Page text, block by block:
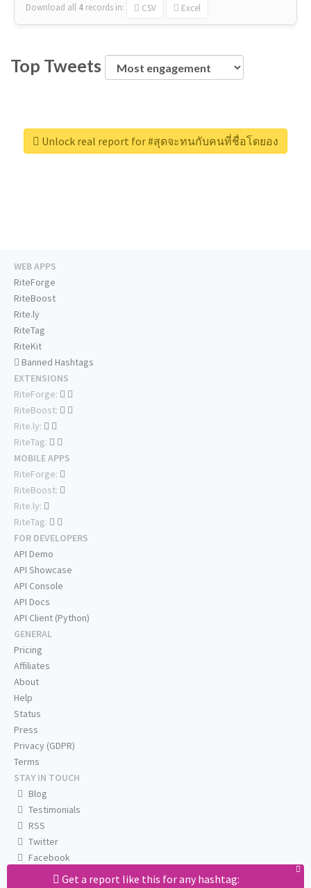
Download all 4 records in: CSV Excel
Top Tweets
Unlock real report for #สุดจะทนกับคนที่ชื่อโดยอง
Get a report like this for any hashtag:
WEB APPS
RiteForge
RiteBoost
Rite.ly
RiteTag
RiteKit
Banned Hashtags
EXTENSIONS
RiteForge:
RiteBoost:
Rite.ly:
RiteTag:
MOBILE APPS
RiteForge:
RiteBoost:
Rite.ly:
RiteTag:
FOR DEVELOPERS
API Demo
API Showcase
API Console
API Docs
API Client (Python)
GENERAL
Pricing
Affiliates
About
Help
Status
Press
Privacy (GDPR)
Terms
STAY IN TOUCH
Blog
Testimonials
RSS
Twitter
Facebook
Email us